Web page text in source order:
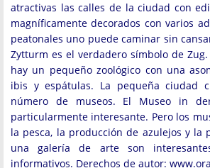
atractivas las calles de la ciudad con
magníficamente decorados con varios
peatonales uno puede caminar sin
Zytturm es el verdadero símbolo de
hay un pequeño zoológico con una
ibis y espátulas. La pequeña ciudad
número de museos. El Museo in
particularmente interesante. Pero los
la pesca, la producción de azulejos y la
una galería de arte son
informativos. Derechos de autor: